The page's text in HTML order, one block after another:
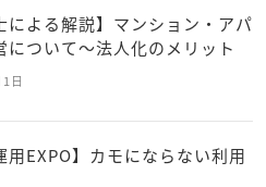
による解説】マンション・アパ
について～法人化のメリット
日
用EXPO】カモにならない利用